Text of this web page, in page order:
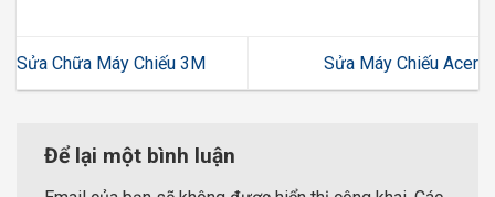
Sửa Chữa Máy Chiếu 3M Sửa Máy Chiếu Acer
Để lại một bình luận